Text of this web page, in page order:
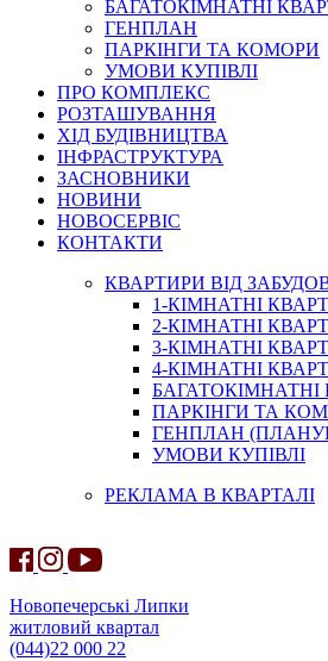
БАГАТОКІМНАТНІ
ГЕНПЛАН
ПАРКІНГИ ТА КОМОРИ
УМОВИ КУПІВЛІ
ПРО КОМПЛЕКС
РОЗТАШУВАННЯ
ХІД БУДІВНИЦТВА
ІНФРАСТРУКТУРА
ЗАСНОВНИКИ
НОВИНИ
НОВОСЕРВІС
КОНТАКТИ
КВАРТИРИ ВІД
1-КІМНАТНІ
2-КІМНАТНІ
3-КІМНАТНІ
4-КІМНАТНІ
БАГАТОКІМНАТНІ
ПАРКІНГИ ТА
ГЕНПЛАН
УМОВИ КУПІВЛІ
РЕКЛАМА В КВАРТАЛІ
Новопечерські Липки
житловий квартал
(044)22 000 22